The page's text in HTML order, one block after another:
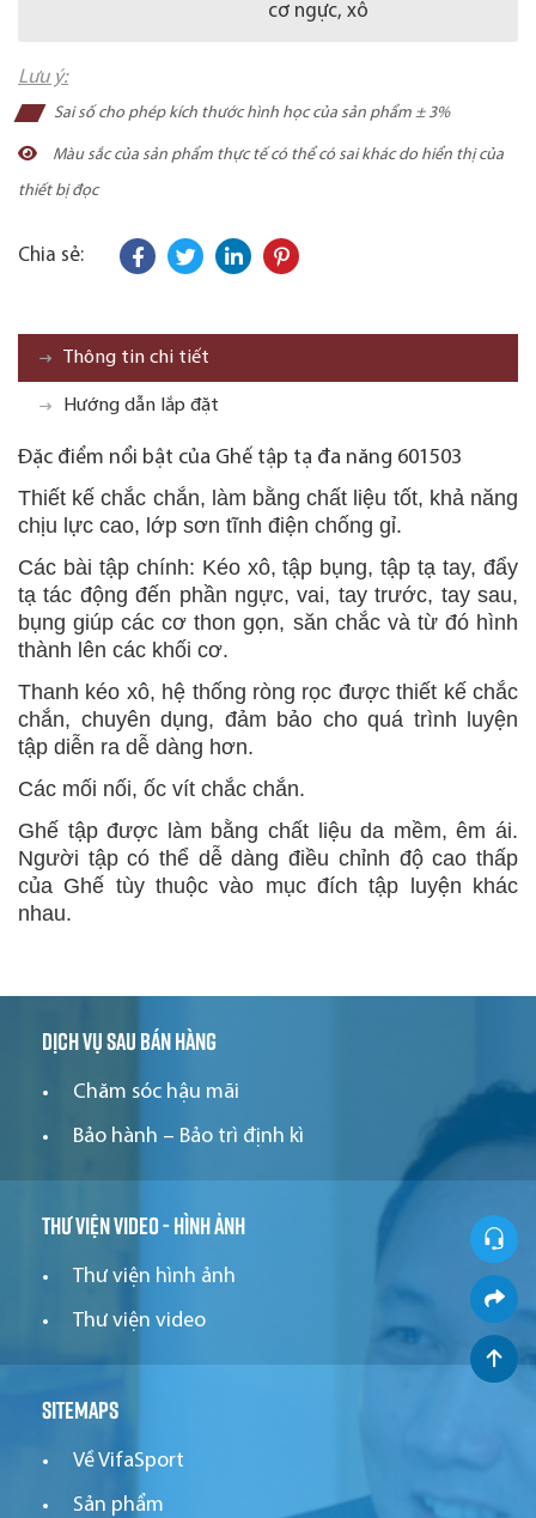
cơ ngực, xô
Lưu ý:
Sai số cho phép kích thước hình học của sản phẩm ± 3%
Màu sắc của sản phẩm thực tế có thể có sai khác do hiển thị của
thiết bị đọc
Chia sẻ:
Thông tin chi tiết
Hướng dẫn lắp đặt
Đặc điểm nổi bật của Ghế tập tạ đa năng 601503
Thiết kế chắc chắn, làm bằng chất liệu tốt, khả năng
chịu lực cao, lớp sơn tĩnh điện chống gỉ.
Các bài tập chính: Kéo xô, tập bụng, tập tạ tay, đẩy
tạ tác động đến phần ngực, vai, tay trước, tay sau,
bụng giúp các cơ thon gọn, săn chắc và từ đó hình
thành lên các khối cơ.
Thanh kéo xô, hệ thống ròng rọc được thiết kế chắc
chắn, chuyên dụng, đảm bảo cho quá trình luyện
tập diễn ra dễ dàng hơn.
Các mối nối, ốc vít chắc chắn.
Ghế tập được làm bằng chất liệu da mềm, êm ái.
Người tập có thể dễ dàng điều chỉnh độ cao thấp
của Ghế tùy thuộc vào mục đích tập luyện khác
nhau.
Dịch vụ sau bán hàng
Chăm sóc hậu mãi
Bảo hành – Bảo trì định kì
Thư viện video - hình ảnh
Thư viện hình ảnh
Thư viện video
Sitemaps
Về VifaSport
Sản phẩm